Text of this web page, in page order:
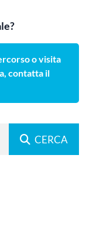
o visita
contatta il
CERCA